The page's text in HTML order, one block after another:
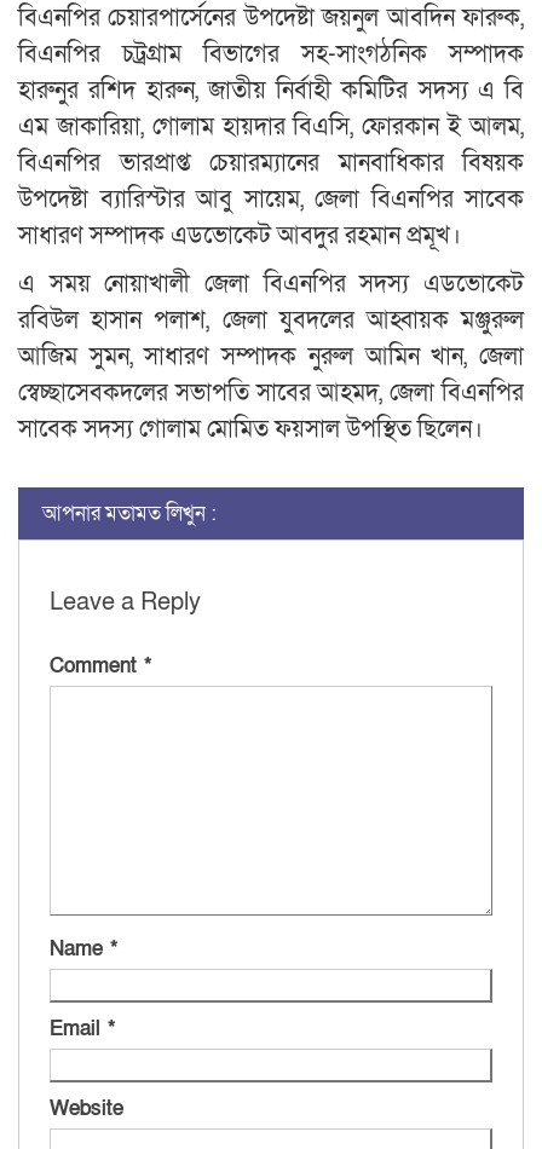
বিএনপির চেয়ারপার্সেনের উপদেষ্টা জয়নুল আবদিন ফারুক,
বিএনপির চট্রগ্রাম বিভাগের সহ-সাংগঠনিক সম্পাদক
হারুনুর রশিদ হারুন, জাতীয় নির্বাহী কমিটির সদস্য এ বি
এম জাকারিয়া, গোলাম হায়দার বিএসি, ফোরকান ই আলম,
বিএনপির ভারপ্রাপ্ত চেয়ারম্যানের মানবাধিকার বিষয়ক
উপদেষ্টা ব্যারিস্টার আবু সায়েম, জেলা বিএনপির সাবেক
সাধারণ সম্পাদক এডভোকেট আবদুর রহমান প্রমূখ।
এ সময় নোয়াখালী জেলা বিএনপির সদস্য এডভোকেট
রবিউল হাসান পলাশ, জেলা যুবদলের আহ্বায়ক মঞ্জুরুল
আজিম সুমন, সাধারণ সম্পাদক নুরুল আমিন খান, জেলা
স্বেচ্ছাসেবকদলের সভাপতি সাবের আহমদ, জেলা বিএনপির
সাবেক সদস্য গোলাম মোমিত ফয়সাল উপস্থিত ছিলেন।
আপনার মতামত লিখুন :
Leave a Reply
Comment *
Name *
Email *
Website